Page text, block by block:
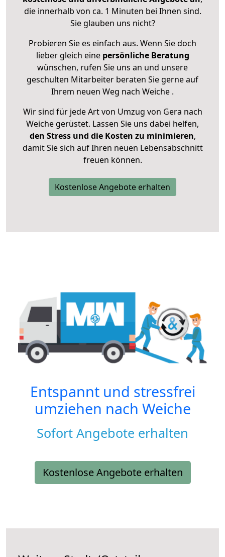
die innerhalb von ca. 1 Minuten bei Ihnen sind.
Sie glauben uns nicht?
Probieren Sie es einfach aus. Wenn Sie doch
lieber gleich eine persönliche Beratung
wünschen, rufen Sie uns an und unsere
geschulten Mitarbeiter beraten Sie gerne auf
Ihrem neuen Weg nach Weiche .
Wir sind für jede Art von Umzug von Gera nach
Weiche gerüstet. Lassen Sie uns dabei helfen,
den Stress und die Kosten zu minimieren,
damit Sie sich auf Ihren neuen Lebensabschnitt
freuen können.
Kostenlose Angebote erhalten
Entspannt und stressfrei
umziehen nach Weiche
Sofort Angebote erhalten
Kostenlose Angebote erhalten